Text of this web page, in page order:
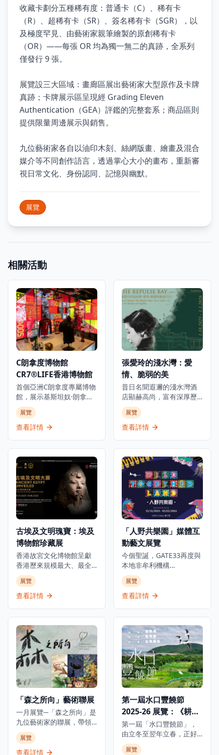
收藏卡劃分五種稀有度：普通卡（C）、稀有卡
（R）、超稀有卡（SR）、簽名稀有卡（SGR），以
及極度罕見、由藝術家親筆繪製的原創稀有卡
（OR）——每張 OR 均為獨一無二的真跡，全系列
僅發行 9 張。
展覽設三大區域：畫廊區展出藝術家大型原作及卡牌
真跡；卡牌展示區呈現經 Grading Eleven
Authentication（GEA）評鑑的完整套系；商品區則
提供限量周邊展示與銷售。
九位藝術家各自以油印木刻、絲網版畫、繪畫及混合
媒介等不同創作語言，透過掌心大小的畫布，重新審
視日常文化、身份認同、記憶與幽默。
展覽
相關活動
C朗拿度博物館
CR7®LIFE香港博物館
首個亞洲C朗拿度專屬博物
館，展示基斯坦奴·朗拿度
的人生旅程、職業生涯和
生活，透過獨家視角呈現
從未公開的故事，是足球
者深入了解這位足球傳奇
巨星的世界，展出個人珍
藏品、互動展示和沉浸式
展覽，包括他的獎盃、球
衣、簽名物品等珍貴收
藏。博物館位於K11
MUSEA，不僅展示C朗拿
索他的個人生活和成長歷
程，讓參觀者全面了解這
位足球巨星的傳奇故事。
無論是足球迷、體育愛好
者還是想要了解足球文化
的遊客，都能在這個博物
館中找到屬於自己的樂
趣，感受足球運動的魅力
展覽
查看詳情
張愛玲的淺水灣：愛
情、脆弱的美
昔日名聞遐邇的淺水灣酒
店顯赫高尚，富有深厚歷
史底蘊，是世界各地名人
雅士匯聚之地。今年正值
張愛玲逝世三十週年之
情、脆弱的美」展覽，探
索這位文學巨匠與淺水灣
酒店這座地標的深厚聯
繫。展覽將於2025年10月
1日至2026年3月1日舉
行，邀請觀眾穿梭淺水灣
酒店的歷史與張愛玲的文
為這位中國文壇傳奇的靈
感來源，在時代流轉中如
何啟發她的創作。是次展
覽將展出多件珍貴藏品，
包括1941年的酒店菜單、
歷史照片及從未曝光的資
料，見證淺水灣酒店的輝
煌歷史。除此之外，展覽
稿和信件複製品，讓觀眾
可以一暏張愛玲的內心世
界，了解淺水灣酒店如何
滋養她去探索渴望、追逐
必朽世界的美麗剎那。
展覽
查看詳情
古埃及文明瑰寶：埃及
博物館珍藏展
香港故宮文化博物館呈獻
香港歷來規模最大、最全
面及展期最長的古埃及珍
寶展覽。這個里程碑式的
展覽與埃及最高文物委員
古遺址的250件珍貴文物。
展覽透過四個主題部分追
溯古埃及文明5000年的發
展：「法老的國度」、
「圖坦卡門的世界」、
「塞加拉的秘密」及「古
埃及與世界」。重點展品
的巨型雕像、黃金飾物、
大型棺槨、動物木乃伊及
最新考古發現。所有文物
均首次在香港展出，其中
許多更是首次在埃及以外
地區展出。
展覽
查看詳情
「人野共樂園」媒體互
動藝文展覽
今個聖誕，GATE33再度與
本地非牟利機構
ALAN（ARTISTS who
LOVE ANIMALS &
NATURE）攜手呈獻極具意
品，化身動物視角，親身
經歷牠們在都市中的挑
戰。 由香港、日本及意大
利的藝術家共同創作，以
「都市叢林」為背景的奇
幻動物派對。展覽打造七
大互動展區，帶領觀眾從
身體驗其困境。 包括日本
神奈川設計團隊Sino Inc.
的《我的尾巴生成器》、
意大利米蘭創作團隊
Carnovsky的《RGB地
景》，以及香港產品設計
展覽
查看詳情
「森之所向」藝術聯展
一月展覽─「森之所向」是
九位藝術家的聯展，帶領
觀眾進入純粹的創作世
界，發掘真誠的藝術家之
旅。展覽名稱源自一篇文
展覽
查看詳情
第一屆水口豐饒節
2025-26 展覽：《耕作
生態 水源長流》
第一屆「水口豐饒節」，
由立冬至翌年立春，正好
跨越整個冬季。香港觀鳥
展覽